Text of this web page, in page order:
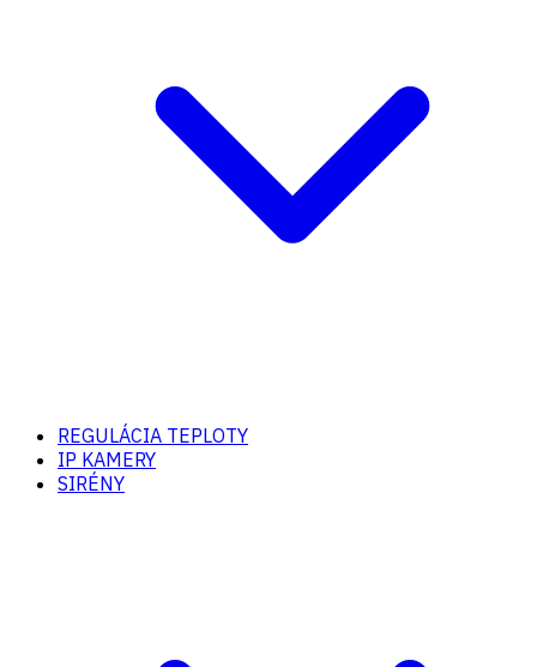
REGULÁCIA TEPLOTY
IP KAMERY
SIRÉNY